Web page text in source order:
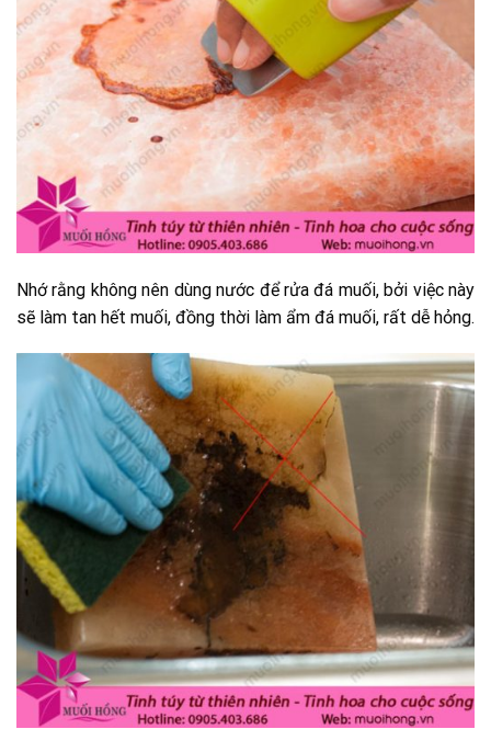
Nhớ rằng không nên dùng nước để rửa đá muối, bởi việc này
sẽ làm tan hết muối, đồng thời làm ẩm đá muối, rất dễ hỏng.